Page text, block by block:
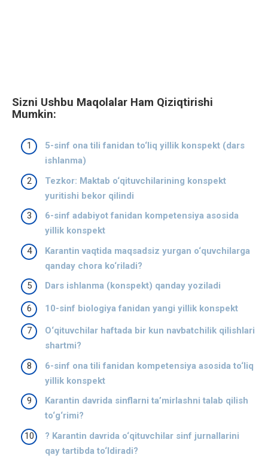
Sizni Ushbu Maqolalar Ham Qiziqtirishi
Mumkin:
5-sinf ona tili fanidan to‘liq yillik konspekt (dars
ishlanma)
Tezkor: Maktab o‘qituvchilarining konspekt
yuritishi bekor qilindi
6-sinf adabiyot fanidan kompetensiya asosida
yillik konspekt
Karantin vaqtida maqsadsiz yurgan o‘quvchilarga
qanday chora ko‘riladi?
Dars ishlanma (konspekt) qanday yoziladi
10-sinf biologiya fanidan yangi yillik konspekt
O‘qituvchilar haftada bir kun navbatchilik qilishlari
shartmi?
6-sinf ona tili fanidan kompetensiya asosida to‘liq
yillik konspekt
Karantin davrida sinflarni ta’mirlashni talab qilish
to‘g‘rimi?
? Karantin davrida o‘qituvchilar sinf jurnallarini
qay tartibda to‘ldiradi?